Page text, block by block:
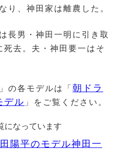
り、神田家は離農した。
長男・神田一明に引き取
死去。夫・神田要一はそ
の各モデルは「 朝ドラ
デル 」をご覧ください。
になっています
陽平のモデル神田一